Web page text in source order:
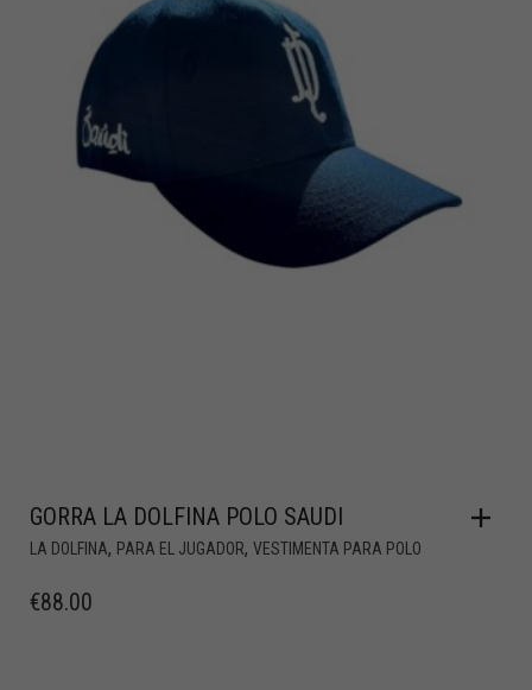
GORRA LA DOLFINA POLO SAUDI
LA DOLFINA, PARA EL JUGADOR, VESTIMENTA PARA POLO
€88.00